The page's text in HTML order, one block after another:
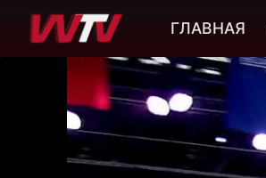
ГЛАВНАЯ